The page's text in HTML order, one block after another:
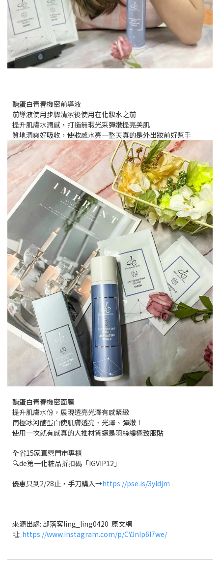
醣蛋白青春機密前導液
前導液使用步驟清潔後使用在化妝水之前
提升肌膚水潤感，打造無瑕光采彈嫩提亮美肌
質地清爽好吸收，使妝感水亮一整天真的是外出妝前好幫手
醣蛋白青春機密面膜
提升肌膚水份，展現透亮光澤有感緊緻
南極冰河醣蛋白使肌膚透亮、光澤、彈嫩！
使用一次就有感真的大推材質還是羽絲縷極致服貼
全省15家直營門市專櫃
🔍de第一化粧品折扣碼「IGVIP12」
優惠只到2/28止，手刀購入→https://pse.is/3yldjm
來源出處: 部落客ling_ling0420 原文網
址: https://www.instagram.com/p/CYJnIp6l7we/